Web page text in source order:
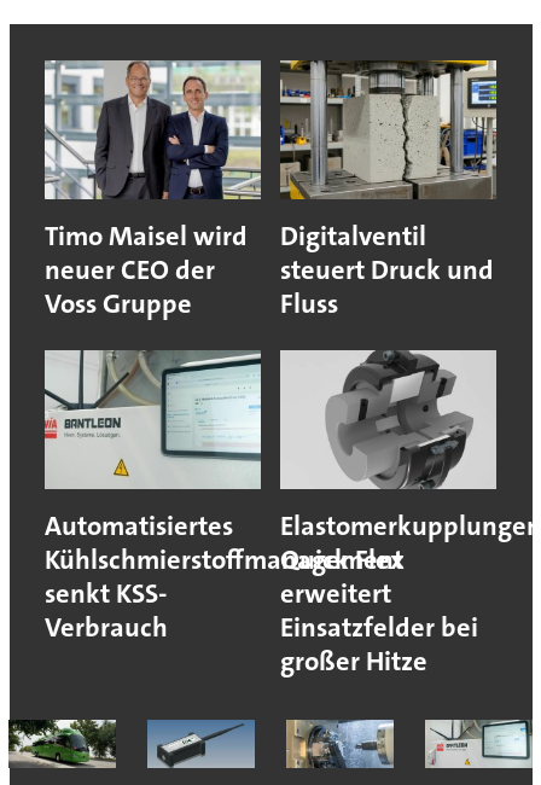
Timo Maisel wird
neuer CEO der
Voss Gruppe
Digitalventil
steuert Druck und
Fluss
Automatisiertes
Kühlschmierstoffmanagement
senkt KSS-
Verbrauch
Elastomerkupplungen
Quick Flex
erweitert
Einsatzfelder bei
großer Hitze